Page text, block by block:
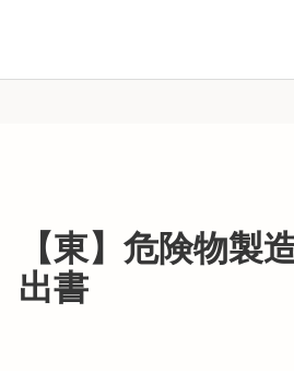
【東】危険物製
出書